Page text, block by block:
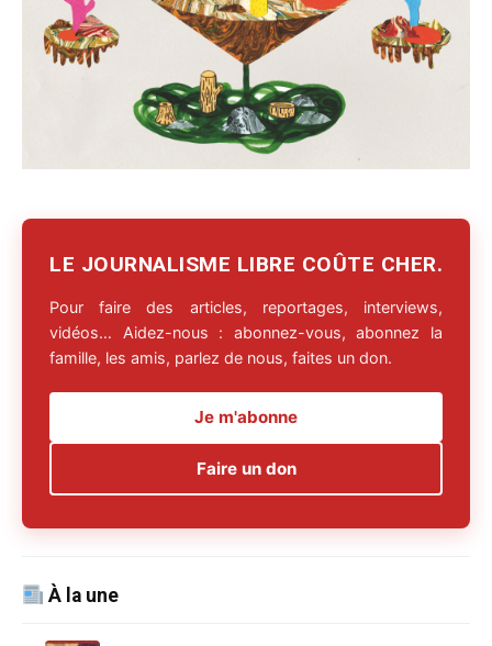
LE JOURNALISME LIBRE COÛTE CHER.
Pour faire des articles, reportages, interviews,
vidéos… Aidez-nous : abonnez-vous, abonnez la
famille, les amis, parlez de nous, faites un don.
Je m'abonne
Faire un don
À la une